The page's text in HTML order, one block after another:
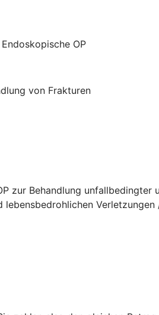
OP
von Frakturen
zur Behandlung unfallbedingter